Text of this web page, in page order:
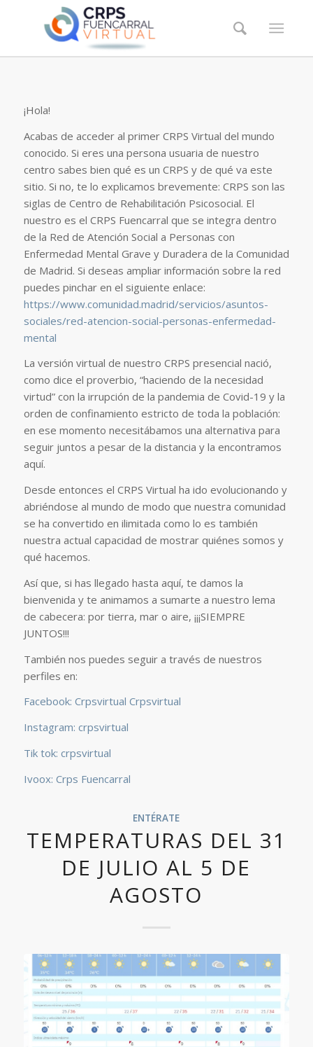
¡Hola!
Acabas de acceder al primer CRPS Virtual del mundo
conocido. Si eres una persona usuaria de nuestro
centro sabes bien qué es un CRPS y de qué va este
sitio. Si no, te lo explicamos brevemente: CRPS son las
siglas de Centro de Rehabilitación Psicosocial. El
nuestro es el CRPS Fuencarral que se integra dentro
de la Red de Atención Social a Personas con
Enfermedad Mental Grave y Duradera de la Comunidad
de Madrid. Si deseas ampliar información sobre la red
puedes pinchar en el siguiente enlace:
https://www.comunidad.madrid/servicios/asuntos-
sociales/red-atencion-social-personas-enfermedad-
mental
La versión virtual de nuestro CRPS presencial nació,
como dice el proverbio, “haciendo de la necesidad
virtud” con la irrupción de la pandemia de Covid-19 y la
orden de confinamiento estricto de toda la población:
en ese momento necesitábamos una alternativa para
seguir juntos a pesar de la distancia y la encontramos
aquí.
Desde entonces el CRPS Virtual ha ido evolucionando y
abriéndose al mundo de modo que nuestra comunidad
se ha convertido en ilimitada como lo es también
nuestra actual capacidad de mostrar quiénes somos y
qué hacemos.
Así que, si has llegado hasta aquí, te damos la
bienvenida y te animamos a sumarte a nuestro lema
de cabecera: por tierra, mar o aire, ¡¡¡SIEMPRE
JUNTOS!!!
También nos puedes seguir a través de nuestros
perfiles en:
Facebook: Crpsvirtual Crpsvirtual
Instagram: crpsvirtual
Tik tok: crpsvirtual
Ivoox: Crps Fuencarral
ENTÉRATE
TEMPERATURAS DEL 31
DE JULIO AL 5 DE
AGOSTO